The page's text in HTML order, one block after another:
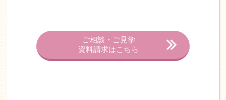
ご相談・ご見学
資料請求はこちら